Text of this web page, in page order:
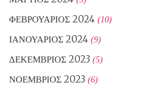
ΦΕΒΡΟΥΆΡΙΟΣ 2024 (10)
ΙΑΝΟΥΆΡΙΟΣ 2024 (9)
ΔΕΚΈΜΒΡΙΟΣ 2023 (5)
ΝΟΈΜΒΡΙΟΣ 2023 (6)